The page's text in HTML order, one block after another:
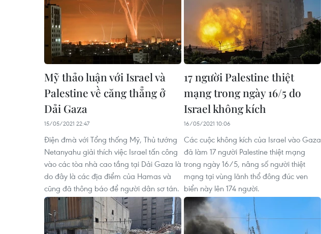
Mỹ thảo luận với Israel và
Palestine về căng thẳng ở
Dải Gaza
15/05/2021 22:47
Điện đmà với Tổng thống Mỹ, Thủ tướng
Netanyahu giải thích việc Israel tấn công
vào các tòa nhà cao tầng tại Dải Gaza là
do đây là các địa điểm của Hamas và
cũng đã thông báo để người dân sơ tán.
17 người Palestine thiệt
mạng trong ngày 16/5 do
Israel không kích
16/05/2021 10:06
Các cuộc không kích của Israel vào Gaza
đã làm 17 người Palestine thiệt mạng
trong ngày 16/5, nâng số người thiệt
mạng tại vùng lãnh thổ đông đúc ven
biển này lên 174 người.